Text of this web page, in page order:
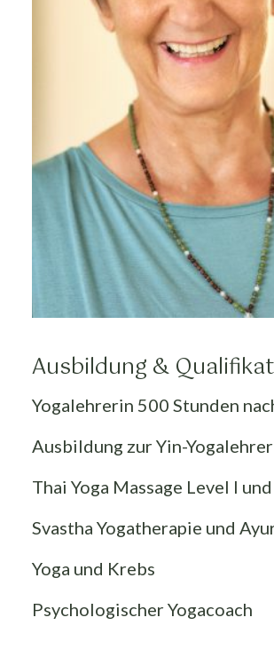
Ausbildung &
Yogalehrerin 500 Stunden
Ausbildung zur Yin-
Thai Yoga Massage Level I
Svastha Yogatherapie und
Yoga und Krebs
Psychologischer Yogacoach